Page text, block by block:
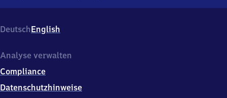
4
6
Fritzlar
DeutschEnglish
Analyse verwalten
Compliance
Datenschutzhinweise